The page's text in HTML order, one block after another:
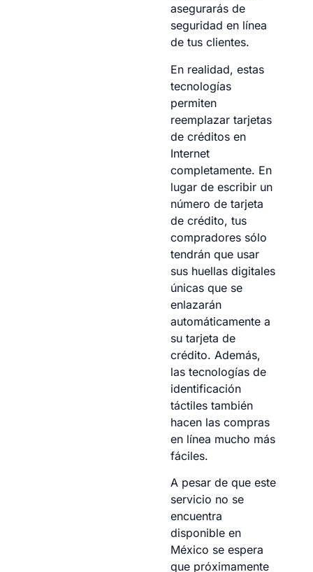
asegurarás de
seguridad en línea
de tus clientes.
En realidad, estas
tecnologías
permiten
reemplazar tarjetas
de créditos en
Internet
completamente. En
lugar de escribir un
número de tarjeta
de crédito, tus
compradores sólo
tendrán que usar
sus huellas digitales
únicas que se
enlazarán
automáticamente a
su tarjeta de
crédito. Además,
las tecnologías de
identificación
táctiles también
hacen las compras
en línea mucho más
fáciles.
A pesar de que este
servicio no se
encuentra
disponible en
México se espera
que próximamente